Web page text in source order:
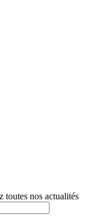
toutes nos actualités